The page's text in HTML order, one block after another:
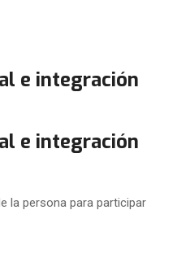
e integración
e integración
la persona para participar